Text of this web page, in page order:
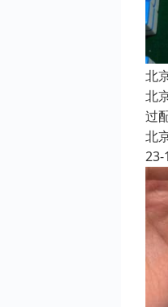
北
北
过
北
23-